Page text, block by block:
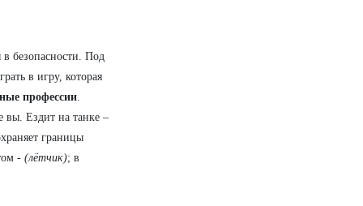
безопасности. Под
в игру, которая
профессии.
вы. Ездит на танке –
границы
- (лётчик); в